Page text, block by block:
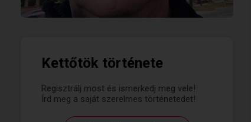
Kettőtök története
Regisztrálj most és ismerkedj meg vele!
Írd meg a saját szerelmes történetedet!